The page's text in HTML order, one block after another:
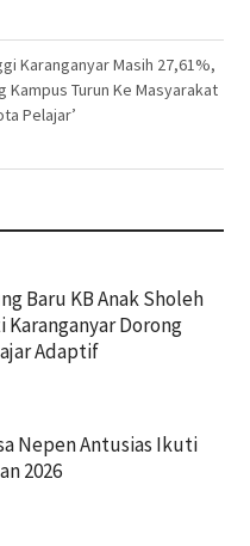
Karanganyar Masih 27,61%,
Kampus Turun Ke Masyarakat
Pelajar’
Baru KB Anak Sholeh
Karanganyar Dorong
Adaptif
Nepen Antusias Ikuti
2026